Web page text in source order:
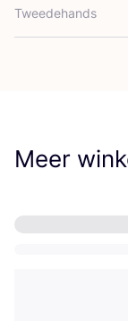
Twee­de­hands
Meer